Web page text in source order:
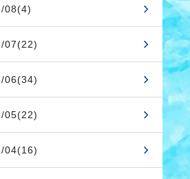
08(4)
07(22)
06(34)
05(22)
04(16)